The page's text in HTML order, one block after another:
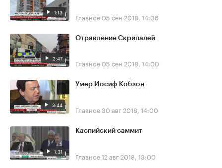
1:13 Главное 05 сен 2018, 14:06
2:47
Отравление Скрипалей
Главное 05 сен 2018, 14:00
3:44
Умер Иосиф Кобзон
Главное30 авг 2018, 14:00
1:31
Каспийский саммит
Главное12 авг 2018, 13:00